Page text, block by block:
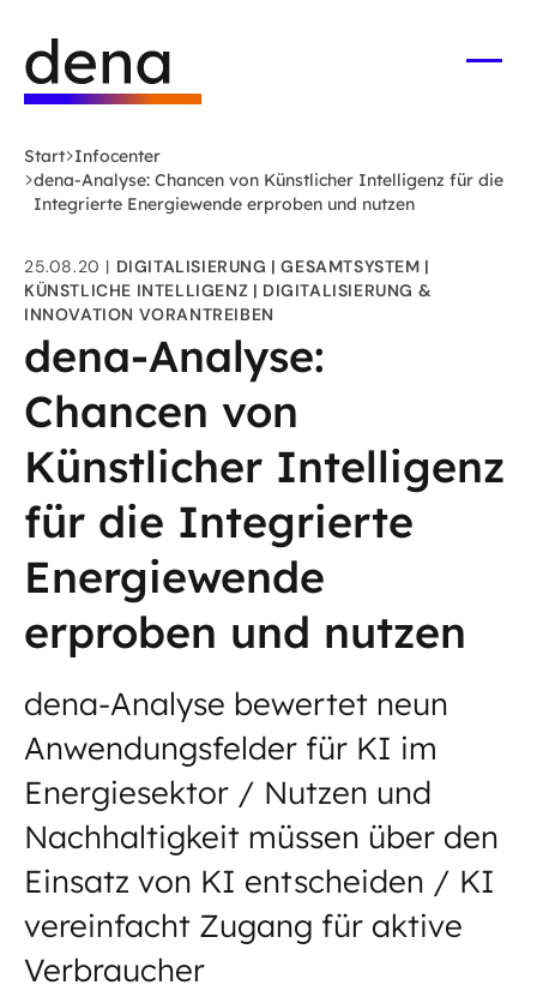
Hauptinhalt
springen
Deutsche
Energie-
Agentur
-
zur
Start Infocenter
dena-Analyse: Chancen von Künstlicher Intelligenz für die
Integrierte Energiewende erproben und nutzen
25.08.20 DIGITALISIERUNG
GESAMTSYSTEM
KÜNSTLICHE INTELLIGENZ
DIGITALISIERUNG &
INNOVATION VORANTREIBEN
dena-Analyse:
Chancen von
Künstlicher Intelligenz
für die Integrierte
Energiewende
erproben und nutzen
dena-Analyse bewertet neun
Anwendungsfelder für KI im
Energiesektor / Nutzen und
Nachhaltigkeit müssen über den
Einsatz von KI entscheiden / KI
vereinfacht Zugang für aktive
Verbraucher